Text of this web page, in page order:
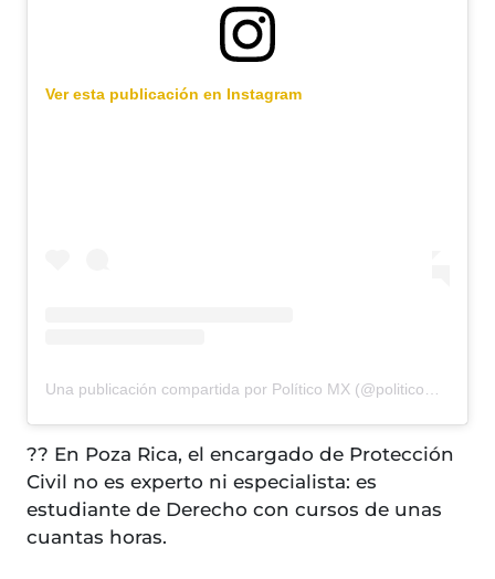
Ver esta publicación en Instagram
?? En Poza Rica, el encargado de Protección
Civil no es experto ni especialista: es
estudiante de Derecho con cursos de unas
cuantas horas.